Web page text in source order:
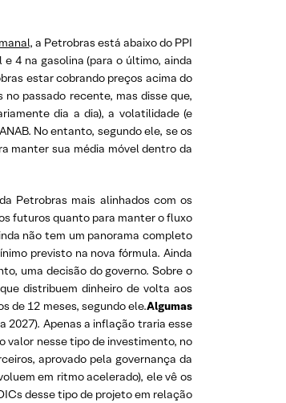
, a Petrobras está abaixo do PPI
4 na gasolina (para o último, ainda
estar cobrando preços acima do
passado recente, mas disse que,
dia a dia), a volatilidade (e
No entanto, segundo ele, se os
manter sua média móvel dentro da
Petrobras mais alinhados com os
futuros quanto para manter o fluxo
não tem um panorama completo
previsto na nova fórmula. Ainda
uma decisão do governo. Sobre o
distribuem dinheiro de volta aos
de 12 meses, segundo ele.Algumas
2027). Apenas a inflação traria esse
valor nesse tipo de investimento, no
aprovado pela governança da
em ritmo acelerado), ele vê os
desse tipo de projeto em relação